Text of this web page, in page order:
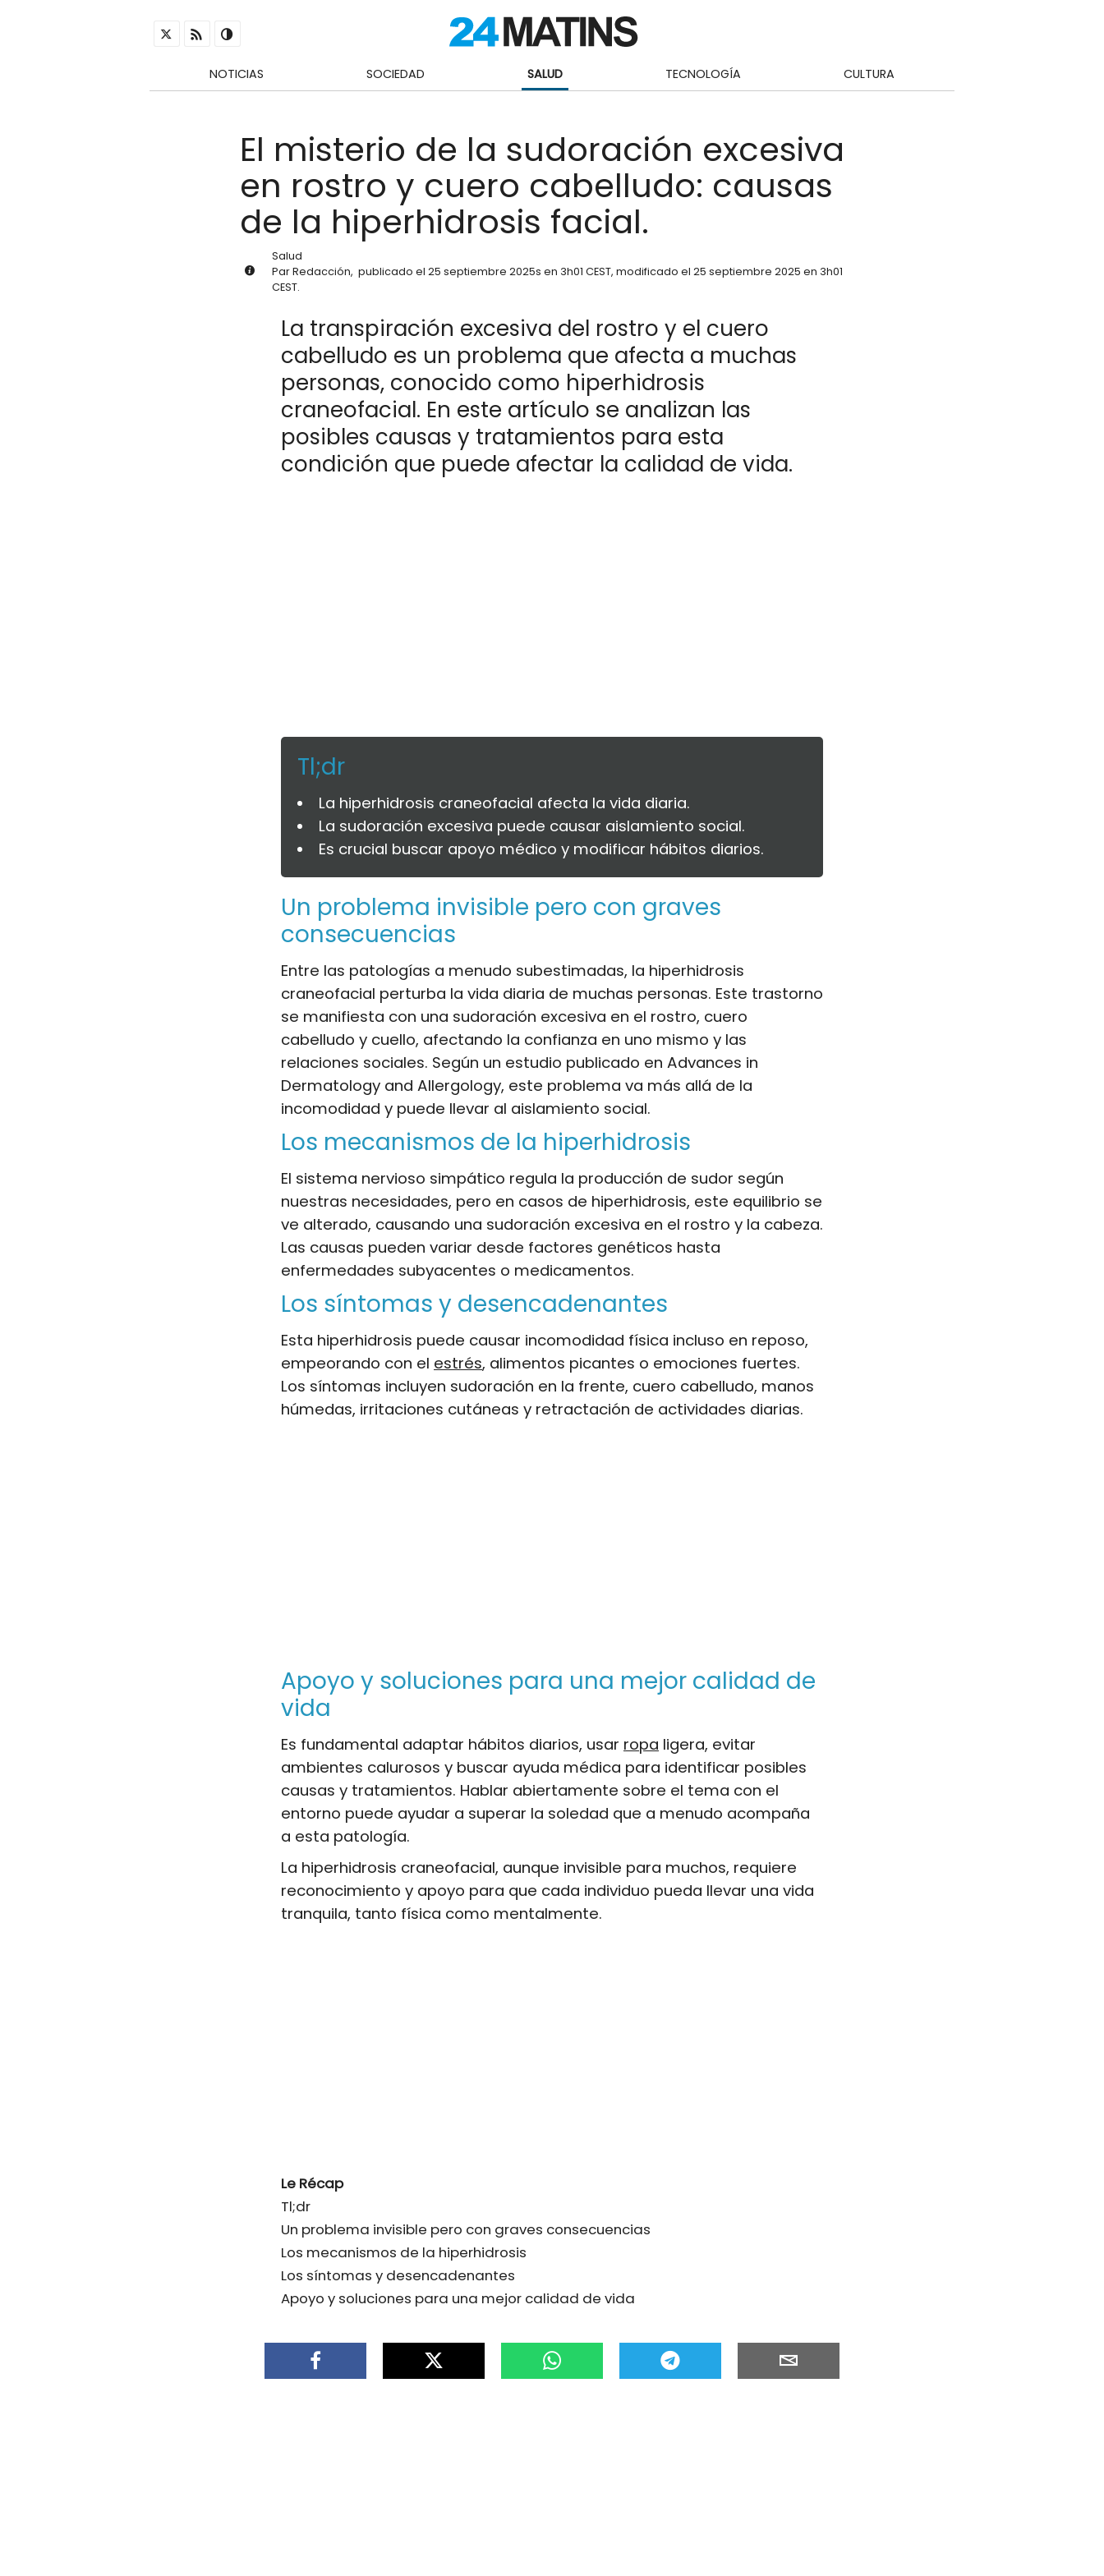
NOTICIAS SOCIEDAD SALUD TECNOLOGÍA CULTURA
El misterio de la sudoración excesiva
en rostro y cuero cabelludo: causas
de la hiperhidrosis facial.
Salud
ParRedacción, publicado el 25 septiembre 2025s en 3h01 CEST, modificado el 25 septiembre 2025 en 3h01
CEST.
La transpiración excesiva del rostro y el cuero
cabelludo es un problema que afecta a muchas
personas, conocido como hiperhidrosis
craneofacial. En este artículo se analizan las
posibles causas y tratamientos para esta
condición que puede afectar la calidad de vida.
Tl;dr
La hiperhidrosis craneofacial afecta la vida diaria.
La sudoración excesiva puede causar aislamiento social.
Es crucial buscar apoyo médico y modificar hábitos diarios.
Un problema invisible pero con graves
consecuencias
Entre las patologías a menudo subestimadas, la hiperhidrosis
craneofacial perturba la vida diaria de muchas personas. Este trastorno
se manifiesta con una sudoración excesiva en el rostro, cuero
cabelludo y cuello, afectando la confianza en uno mismo y las
relaciones sociales. Según un estudio publicado en Advances in
Dermatology and Allergology, este problema va más allá de la
incomodidad y puede llevar al aislamiento social.
Los mecanismos de la hiperhidrosis
El sistema nervioso simpático regula la producción de sudor según
nuestras necesidades, pero en casos de hiperhidrosis, este equilibrio se
ve alterado, causando una sudoración excesiva en el rostro y la cabeza.
Las causas pueden variar desde factores genéticos hasta
enfermedades subyacentes o medicamentos.
Los síntomas y desencadenantes
Esta hiperhidrosis puede causar incomodidad física incluso en reposo,
empeorando con el estrés, alimentos picantes o emociones fuertes.
Los síntomas incluyen sudoración en la frente, cuero cabelludo, manos
húmedas, irritaciones cutáneas y retractación de actividades diarias.
Apoyo y soluciones para una mejor calidad de
vida
Es fundamental adaptar hábitos diarios, usar ropa ligera, evitar
ambientes calurosos y buscar ayuda médica para identificar posibles
causas y tratamientos. Hablar abiertamente sobre el tema con el
entorno puede ayudar a superar la soledad que a menudo acompaña
a esta patología.
La hiperhidrosis craneofacial, aunque invisible para muchos, requiere
reconocimiento y apoyo para que cada individuo pueda llevar una vida
tranquila, tanto física como mentalmente.
Le Récap
Tl;dr
Un problema invisible pero con graves consecuencias
Los mecanismos de la hiperhidrosis
Los síntomas y desencadenantes
Apoyo y soluciones para una mejor calidad de vida